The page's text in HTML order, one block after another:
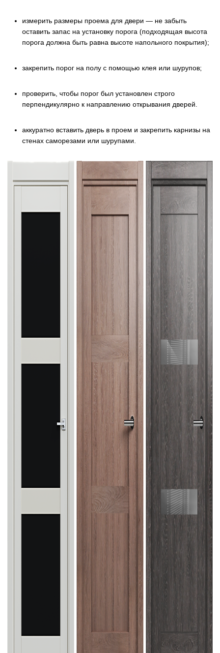
измерить размеры проема для двери — не забыть
оставить запас на установку порога (подходящая высота
порога должна быть равна высоте напольного покрытия);
закрепить порог на полу с помощью клея или шурупов;
проверить, чтобы порог был установлен строго
перпендикулярно к направлению открывания дверей.
аккуратно вставить дверь в проем и закрепить карнизы на
стенах саморезами или шурупами.